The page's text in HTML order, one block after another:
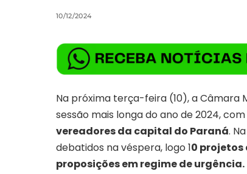
10/12/2024
Na próxima terça-feira (10), a Câmara
sessão mais longa do ano de 2024, com
vereadores da capital do Paraná.
debatidos na véspera, logo 10 projetos
proposições em regime de urgência.